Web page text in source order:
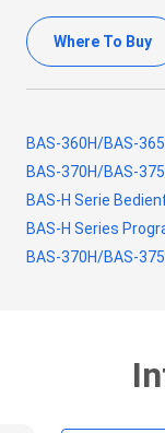
Where To Buy
BAS-360H/BAS-
BAS-370H/BAS-
BAS-H Serie
BAS-H Series
BAS-370H/BAS-